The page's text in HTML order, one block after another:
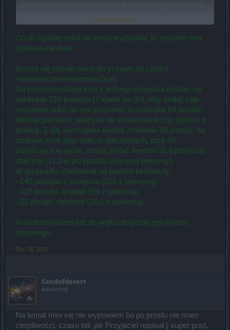
ponad 110 razy, a przy tym popaść w depresje i dostać ataku
dysponuje takim czasem. Rozumiem, że za 200 zł możesz nabyć
pelerynkę i przejść mapę nie 110x, a 55x co wciąż jest
czasochłonne. Drugą kwestią to czas na ukończenie tego mini
mini event to i pasek postępu zostaje zwiększony (i to nie mało)
Podsumowując.. Nie jest to przyjemna rozgrywka gdzie człowiek
może się odprężyć, a jedynie wyścig z czasem
Click to expand...
Co do ogólnej opinii na temat wyzwania, to zostanie ona
przekazana dalej.
Muszę się jednak nieco przyczepić do części
merytoryczno-matematycznej.
Na poziomie rozlew krwi z jednego przejścia dostaje się
dokładnie 210 postępu (7 klatek po 30). Aby zrobić całe
wyzwanie tylko na tym poziomie, to potrzeba 84 przejść.
Wbrew pozorom, peleryna nie zmniejsza liczby przejść o
połowę. Z nią, wymagane będzie zrobienie 56 przejść na
rozlewie krwi. Idąc dalej w obliczeniach, przy 84
przejściach w ogóle, trzeba zrobić średnio 16,8 przejścia
dziennie (11,2 w przypadku aktywnej peleryny).
W przypadku chodzenia na poziom bezlitosny:
- 140 postępu z przejścia (210 z peleryną)
- 125 przejść w ogóle (84 z peleryną)
- 25 przejść dziennie (16,8 z peleryną)
Post przeniosłem też do wątku dotyczącego eventu
zimowego.
Dec 18, 2021
Sandofdesert
Advanced
Na temat mini się nie wypowiem bo po prostu nie mam
cierpliwości, czasu tak jak Przyjaciel napisał ( super post,